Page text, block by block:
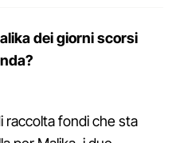
dei giorni scorsi
raccolta fondi che sta